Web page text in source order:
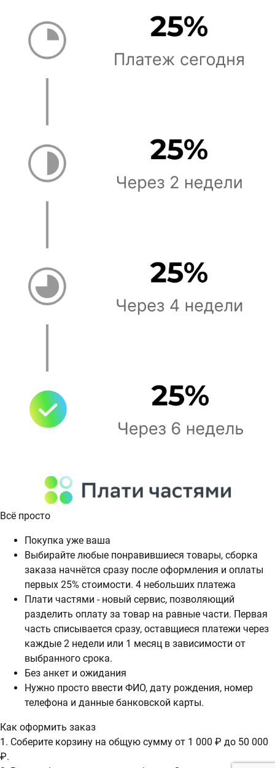
Всё просто
Покупка уже ваша
Выбирайте любые понравившиеся товары, сборка
заказа начнётся сразу после оформления и оплаты
первых 25% стоимости. 4 небольших платежа
Плати частями - новый сервис, позволяющий
разделить оплату за товар на равные части. Первая
часть списывается сразу, оставщиеся платежи через
каждые 2 недели или 1 месяц в зависимости от
выбранного срока.
Без анкет и ожидания
Нужно просто ввести ФИО, дату рождения, номер
телефона и данные банковской карты.
Как оформить заказ
1. Соберите корзину на общую сумму от 1 000 ₽ до 50 000
₽.